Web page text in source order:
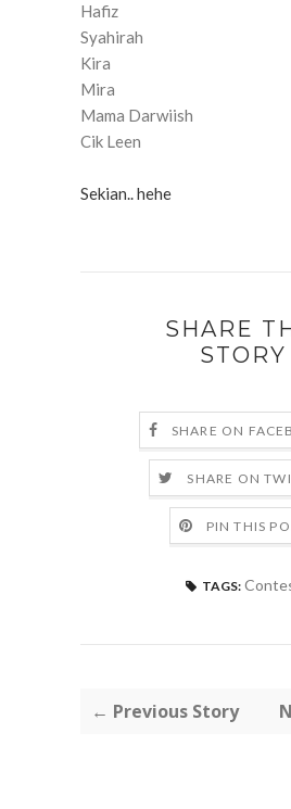
Hafiz
Syahirah
Kira
Mira
Mama Darwiish
Cik Leen
Sekian.. hehe
SHARE
STORY
SHARE ON
SHARE ON
PIN THIS
TAGS:
← Previous Story